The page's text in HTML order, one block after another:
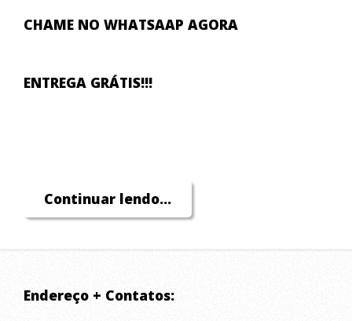
CHAME NO WHATSAAP AGORA
ENTREGA GRÁTIS!!!
Continuar lendo...
Endereço + Contatos: